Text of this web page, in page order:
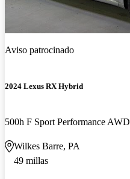
Aviso patrocinado
2024 Lexus RX Hybrid
500h F Sport Performance AWD
Wilkes Barre, PA
49 millas